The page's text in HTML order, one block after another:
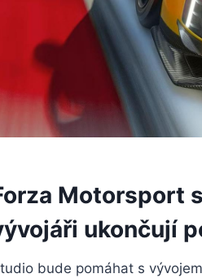
Motorsport
ukončují
bude pomáhat s